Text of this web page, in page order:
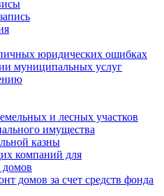
юридических ошибках
муниципальных услуг
и лесных участков
имущества
казны
компаний для
домов
домов за счет средств фонда